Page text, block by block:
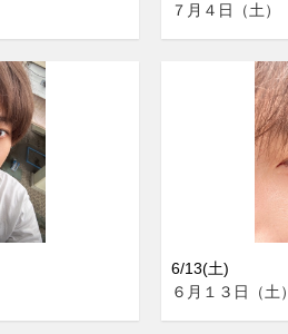
７月４日（土）
6/13(土)
６月１３日（土）